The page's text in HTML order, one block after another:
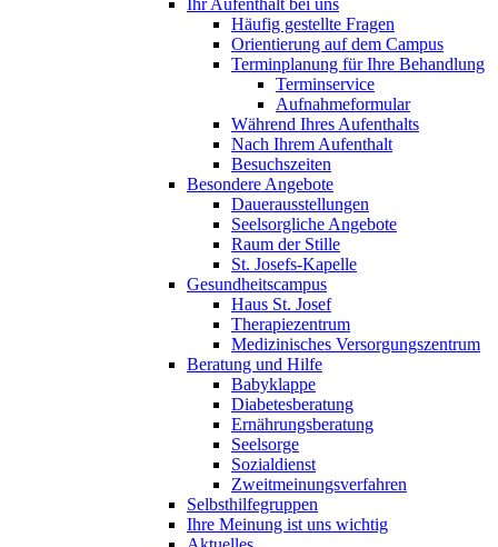
Häufig gestellte Fragen
Orientierung auf dem Campus
Terminplanung für Ihre Behandlung
Terminservice
Aufnahmeformular
Während Ihres Aufenthalts
Nach Ihrem Aufenthalt
Besuchszeiten
Besondere Angebote
Dauerausstellungen
Seelsorgliche Angebote
Raum der Stille
St. Josefs-Kapelle
Gesundheitscampus
Haus St. Josef
Therapiezentrum
Medizinisches Versorgungszentrum
Beratung und Hilfe
Babyklappe
Diabetesberatung
Ernährungsberatung
Seelsorge
Sozialdienst
Zweitmeinungsverfahren
Selbsthilfegruppen
Ihre Meinung ist uns wichtig